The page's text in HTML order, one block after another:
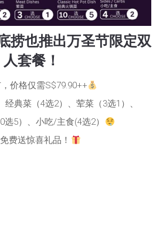
捞也推出万圣节限定双
人套餐！
价格仅需S$79.90++
典菜（4选2）、荤菜（3选1）、
选5）、小吃/主食(4选2）
费送惊喜礼品！